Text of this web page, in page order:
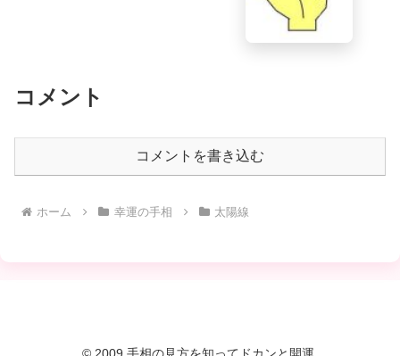
コメント
コメントを書き込む
ホーム 幸運の手相 太陽線
© 2009 手相の見方を知ってドカンと開運.